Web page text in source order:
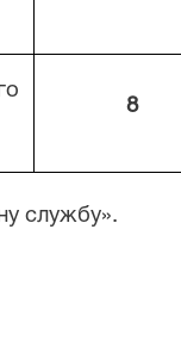
8
службу».